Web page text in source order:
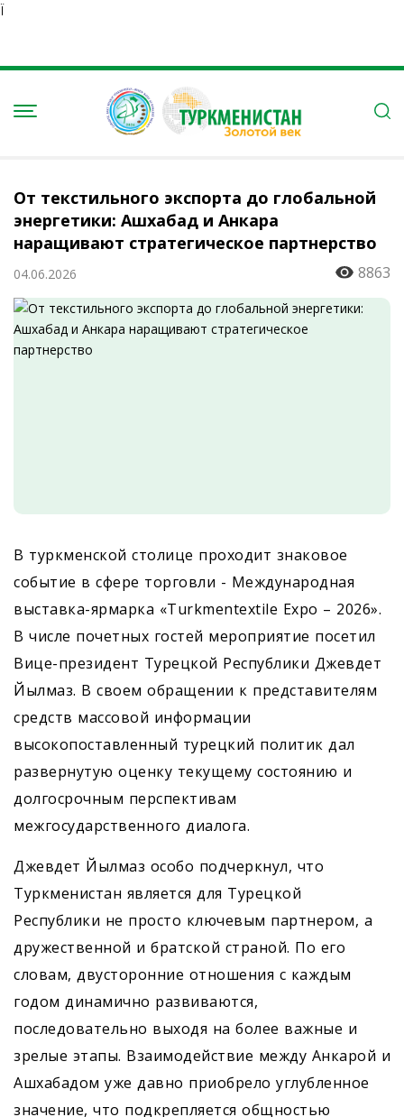
Ï
От текстильного экспорта до глобальной
энергетики: Ашхабад и Анкара
наращивают стратегическое партнерство
04.06.2026 8863
В туркменской столице проходит знаковое
событие в сфере торговли - Международная
выставка-ярмарка «Turkmentextile Expo – 2026».
В числе почетных гостей мероприятие посетил
Вице-президент Турецкой Республики Джевдет
Йылмаз. В своем обращении к представителям
средств массовой информации
высокопоставленный турецкий политик дал
развернутую оценку текущему состоянию и
долгосрочным перспективам
межгосударственного диалога.
Джевдет Йылмаз особо подчеркнул, что
Туркменистан является для Турецкой
Республики не просто ключевым партнером, а
дружественной и братской страной. По его
словам, двусторонние отношения с каждым
годом динамично развиваются,
последовательно выходя на более важные и
зрелые этапы. Взаимодействие между Анкарой и
Ашхабадом уже давно приобрело углубленное
значение, что подкрепляется общностью